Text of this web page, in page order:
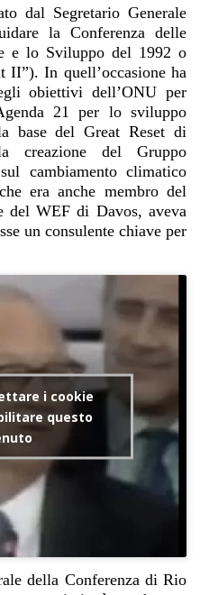
dal Segretario Generale
la Conferenza delle
e lo Sviluppo del 1992 o
In quell’occasione ha
obiettivi dell’ONU per
21 per lo sviluppo
base del Great Reset di
creazione del Gruppo
cambiamento climatico
era anche membro del
del WEF di Davos, aveva
un consulente chiave per
i cookie
questo
della Conferenza di Rio